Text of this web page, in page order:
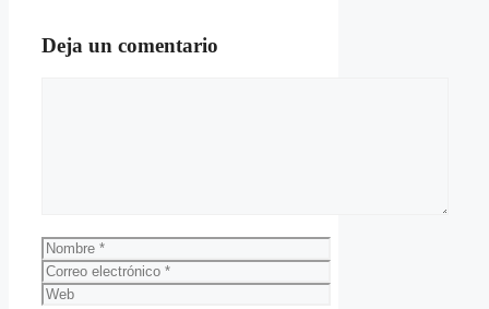
Deja un comentario
Nombre
Correo
electrónico
Web